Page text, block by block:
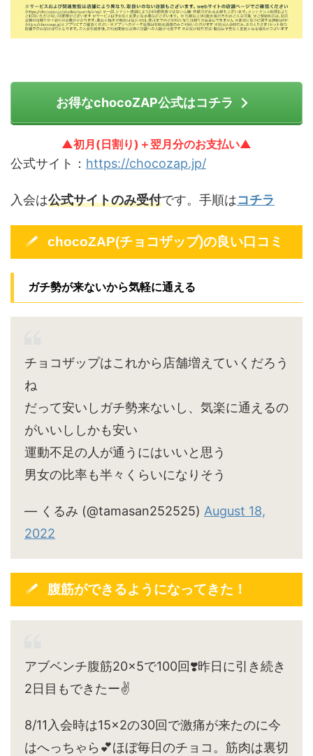
お得なchocoZAP公式はコチラ
▲初月(日割り)＋翌月分のお支払い▲
公式サイト： https://chocozap.jp/
入会は公式サイトのみ受付です。手順はコチラ
chocoZAP(チョコザップ)の良い口コミ
ガチ勢が来ないから気軽に通える
チョコザップはこれから店舗増えていくだろう
ね
だって安いしガチ勢来ないし、気楽に通えるの
がいいししかも安い
運動不足の人が通うにはいいと思う
男女の比率も半々くらいになりそう
— くるみ (@tamasan252525) August 18,
2022
腹筋ができるようになってきた！
アブベンチ腹筋20×5で100回❣️昨日に引き続き
2日目もできたー✌️
8/11入会時は15×2の30回で激痛が来たのに今
はへっちゃら💕ほぼ毎日のチョコ。筋肉は裏切